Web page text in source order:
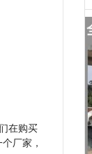
在购买
厂家，